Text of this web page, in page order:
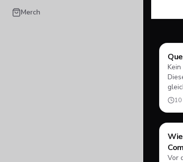
Merch
Test
10
Test
Vor